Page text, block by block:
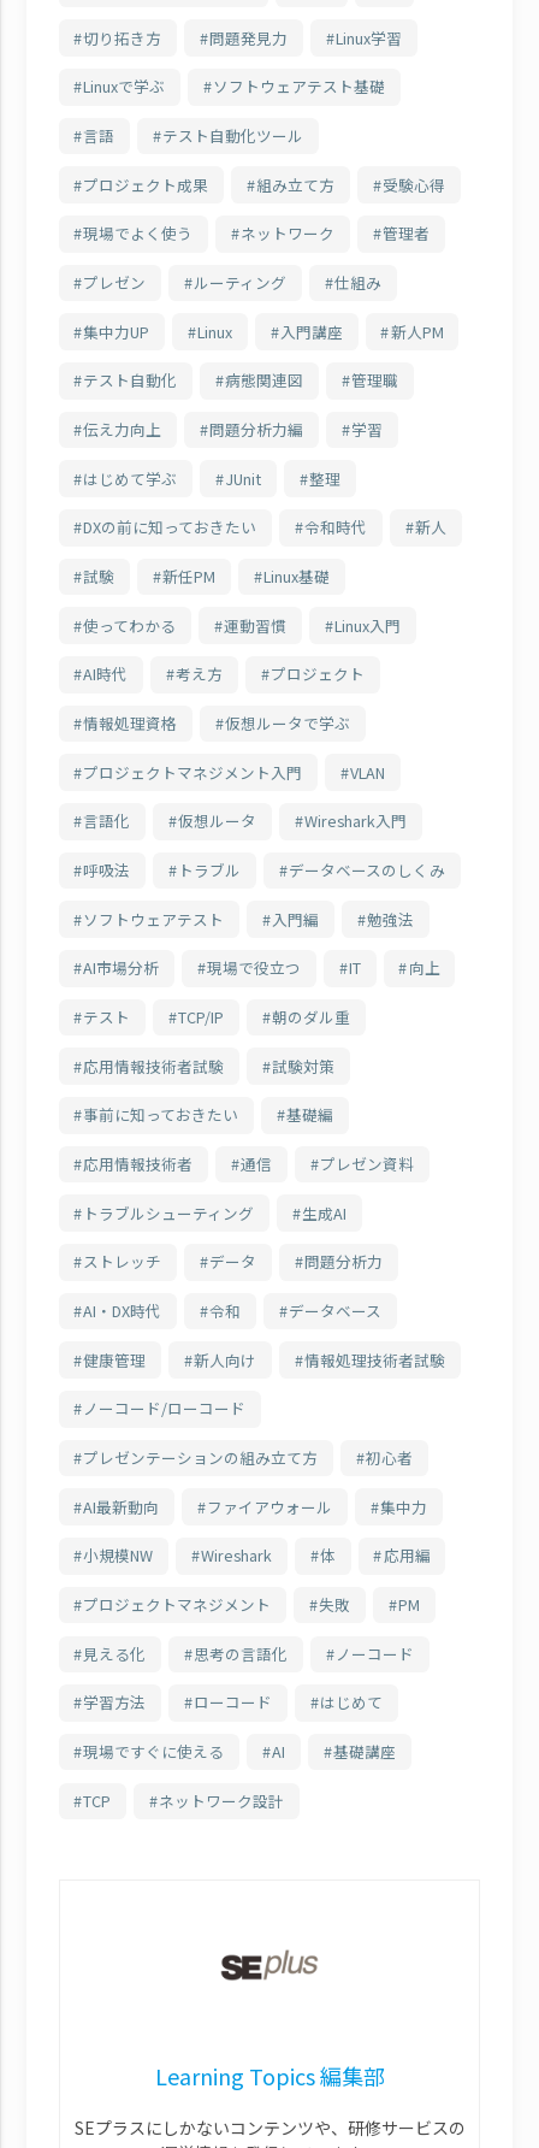
切り拓き方 問題発見力 Linux学習
Linuxで学ぶ ソフトウェアテスト基礎
言語 テスト自動化ツール
プロジェクト成果 組み立て方 受験心得
現場でよく使う ネットワーク 管理者
プレゼン ルーティング 仕組み
集中力UP Linux 入門講座 新人PM
テスト自動化 病態関連図 管理職
伝え力向上 問題分析力編 学習
はじめて学ぶ JUnit 整理
DXの前に知っておきたい 令和時代 新人
試験 新任PM Linux基礎
使ってわかる 運動習慣 Linux入門
AI時代 考え方 プロジェクト
情報処理資格 仮想ルータで学ぶ
プロジェクトマネジメント入門 VLAN
言語化 仮想ルータ Wireshark入門
呼吸法 トラブル データベースのしくみ
ソフトウェアテスト 入門編 勉強法
AI市場分析 現場で役立つ IT 向上
テスト TCP/IP 朝のダル重
応用情報技術者試験 試験対策
事前に知っておきたい 基礎編
応用情報技術者 通信 プレゼン資料
トラブルシューティング 生成AI
ストレッチ データ 問題分析力
AI・DX時代 令和 データベース
健康管理 新人向け 情報処理技術者試験
ノーコード/ローコード
プレゼンテーションの組み立て方 初心者
AI最新動向 ファイアウォール 集中力
小規模NW Wireshark 体 応用編
プロジェクトマネジメント 失敗 PM
見える化 思考の言語化 ノーコード
学習方法 ローコード はじめて
現場ですぐに使える AI 基礎講座
TCP ネットワーク設計
Learning Topics 編集部
SEプラスにしかないコンテンツや、研修サービスの